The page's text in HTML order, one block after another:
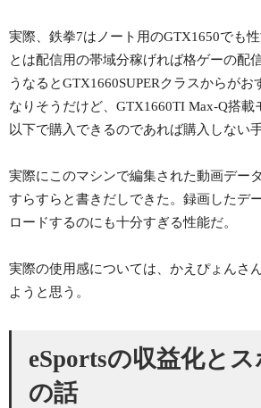
実際、鉄拳7はノート用のGTX1650でも
とは配信用の帯域分稼げれば格ゲーの配
うなるとGTX1660SUPERクラスからがお
なりそうだけど、GTX1660TI Max-Q搭載
以下で購入できるのであれば購入しない
実際にこのマシンで編集された動画デー
すらすらと書きだしできた。録画したデ
ロードするのにも十分すぎる性能だ。
実際の使用感については、かえぴょんさ
ようと思う。
eSportsの収益化と
の話